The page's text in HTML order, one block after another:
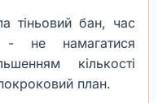
тіньовий бан, час
- не намагатися
кількості
план.